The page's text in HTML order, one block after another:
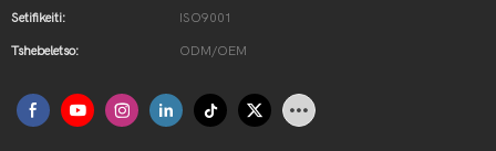
Setifikeiti: ISO9001
Tshebeletso: ODM/OEM